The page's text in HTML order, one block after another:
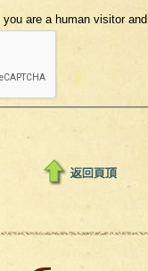
are a human visitor